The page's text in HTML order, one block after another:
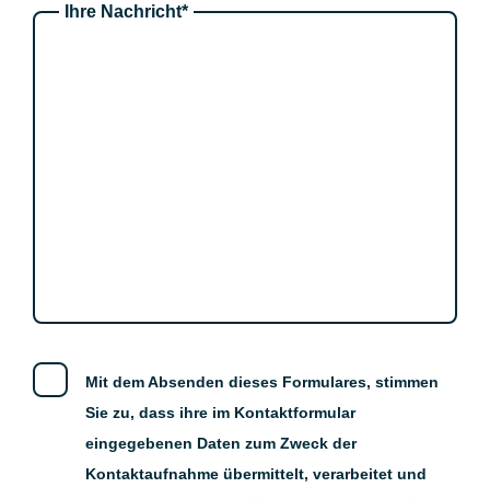
Ihre Nachricht*
Mit dem Absenden dieses Formulares, stimmen
Sie zu, dass ihre im Kontaktformular
eingegebenen Daten zum Zweck der
Kontaktaufnahme übermittelt, verarbeitet und